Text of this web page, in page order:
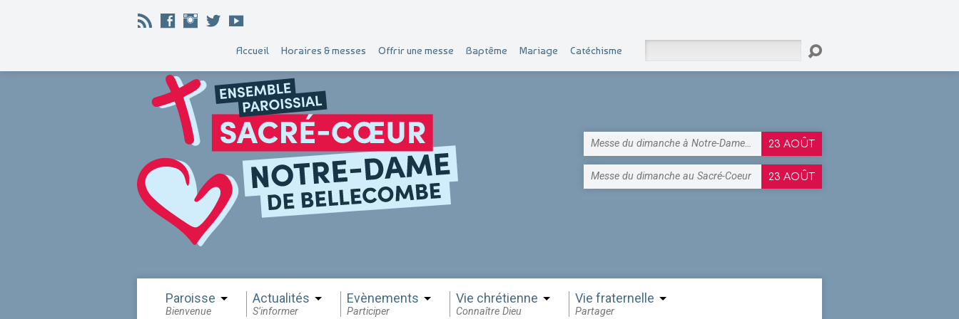
Accueil Horaires & messes Offrir une messe Baptême Mariage Catéchisme
Messe du dimanche à Notre-Dame… 23 AOÛT
Messe du dimanche au Sacré-Coeur 23 AOÛT
Paroisse
Bienvenue
Actualités
S’informer
Evènements
Participer
Vie chrétienne
Connaître Dieu
Vie fraternelle
Partager